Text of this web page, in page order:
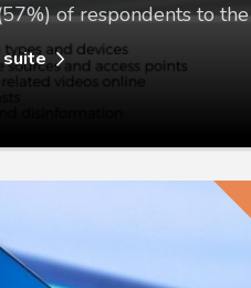
of respondents to the
suite